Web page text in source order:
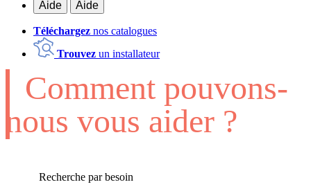
Aide
Aide
Téléchargez nos catalogues
Trouvez un installateur
Comment pouvons-
nous vous aider ?
Recherche par besoin